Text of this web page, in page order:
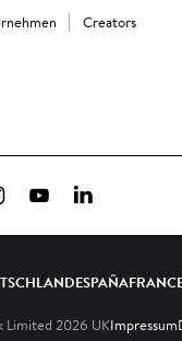
Creators
YouTubeLinkedIn
ESPAÑA
Limited 2026 UKImpressum